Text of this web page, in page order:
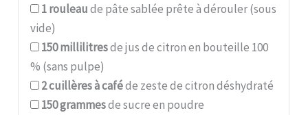
1rouleaude pâte sablée prête à dérouler (sous
vide)
150millilitresde jus de citron en bouteille 100
% (sans pulpe)
2cuillères à caféde zeste de citron déshydraté
150grammesde sucre en poudre